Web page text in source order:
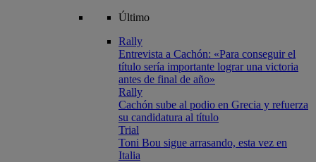
Último
Rally
Entrevista a Cachón: «Para conseguir el
título sería importante lograr una victoria
antes de final de año»
Rally
Cachón sube al podio en Grecia y refuerza
su candidatura al título
Trial
Toni Bou sigue arrasando, esta vez en
Italia